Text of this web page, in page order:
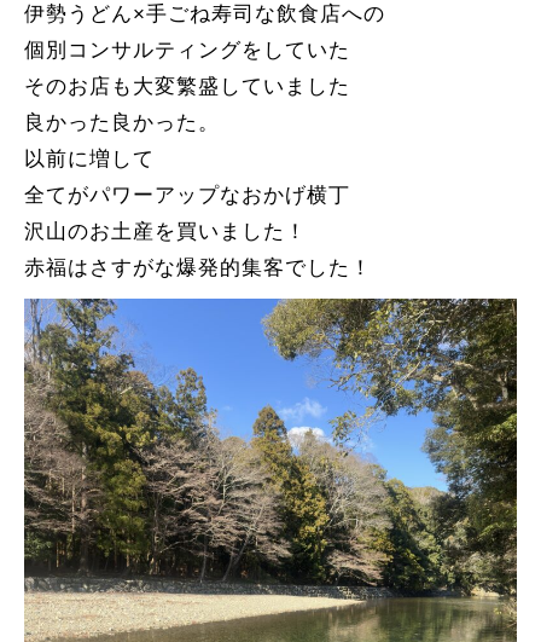
伊勢うどん×手ごね寿司な飲食店への
個別コンサルティングをしていた
そのお店も大変繁盛していました
良かった良かった。
以前に増して
全てがパワーアップなおかげ横丁
沢山のお土産を買いました！
赤福はさすがな爆発的集客でした！